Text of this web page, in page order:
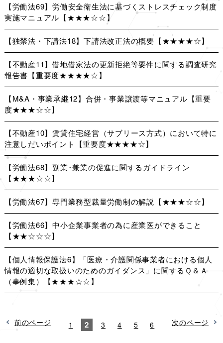
【労働法69】労働安全衛生法に基づくストレスチェック制度
実施マニュアル【★★★☆☆】
【独禁法・下請法18】下請法改正法の概要【★★★★☆】
【不動産11】借地借家法の更新拒絶等要件に関する調査研究
報告書【重要度★★★★☆】
【M&A・事業承継12】合併・事業譲渡等マニュアル【重要
度★★★☆☆】
【不動産10】賃貸住宅経営（サブリース方式）において特に
注意したいポイント【重要度★★★★☆】
【労働法68】副業･兼業の促進に関するガイドライン
【★★★☆☆】
【労働法67】専門業務型裁量労働制の解説【★★★☆☆】
【労働法66】中小企業事業者の為に産業医ができること
【★★☆☆☆】
【個人情報保護法6】「医療・介護関係事業者における個人
情報の適切な取扱いのためのガイダンス」に関するＱ＆Ａ
（事例集）【★★★☆☆】
前のページ 1 2 3 4 5 6 次のページ